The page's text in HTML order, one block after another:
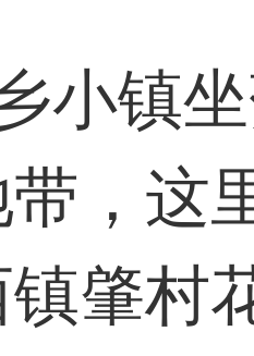
小镇
，这
肇村